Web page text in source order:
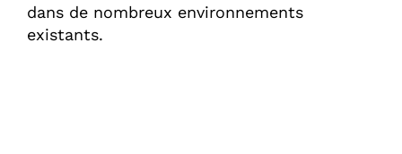
dans de nombreux environnements
existants.